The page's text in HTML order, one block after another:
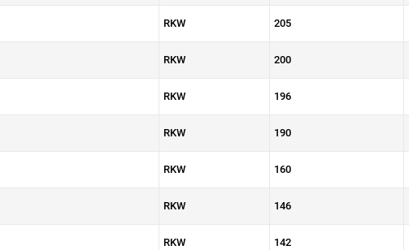
RKW 205
RKW 200
RKW 196
RKW 190
RKW 160
RKW 146
RKW 142